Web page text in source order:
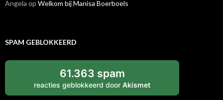
Angela op Welkom bij Manisa Boerboels
SPAM GEBLOKKEERD
61.363 spam
reacties geblokkeerd door Akismet